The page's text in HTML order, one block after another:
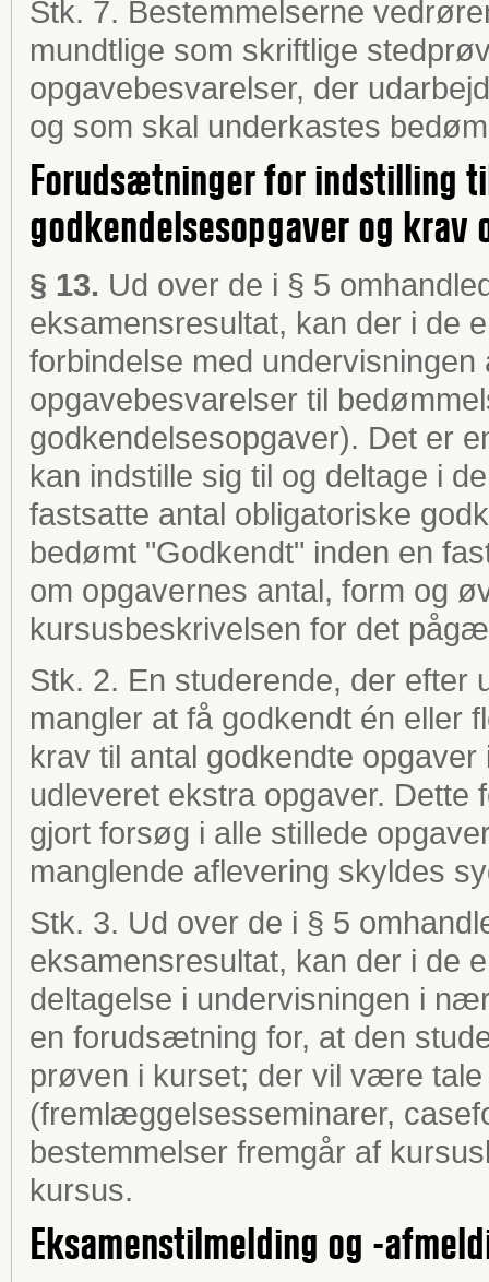
Stk. 7. Bestemmelserne
mundtlige som skriftlige
opgavebesvarelser, der
og som skal underkastes
Forudsætninger for indstilling
godkendelsesopgaver og
§ 13. Ud over de i § 5
eksamensresultat, kan der i de
forbindelse med
opgavebesvarelser til
godkendelsesopgaver). Det er
kan indstille sig til og deltage i
fastsatte antal obligatoriske
bedømt "Godkendt" inden en
om opgavernes antal, form og
kursusbeskrivelsen for det
Stk. 2. En studerende, der efter
mangler at få godkendt én eller
krav til antal godkendte
udleveret ekstra opgaver.
gjort forsøg i alle stillede
manglende aflevering skyldes
Stk. 3. Ud over de i § 5
eksamensresultat, kan der i de
deltagelse i undervisningen i
en forudsætning for, at den
prøven i kurset; der vil være
(fremlæggelsesseminarer,
bestemmelser fremgår af
kursus.
Eksamenstilmelding og -